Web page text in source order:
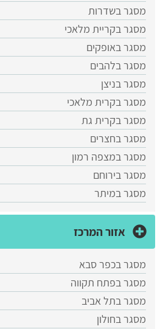
מסגר בשדרות
מסגר בקריית מלאכי
מסגר באופקים
מסגר בלהבים
מסגר בניצן
מסגר בקרית מלאכי
מסגר בקרית גת
מסגר בחצרים
מסגר במצפה רמון
מסגר בירוחם
מסגר במיתר
אזור המרכז
מסגר בכפר סבא
​מסגר בפתח תקווה
​מסגר בתל אביב
מסגר בחולון